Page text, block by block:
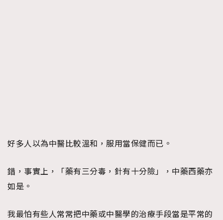
好多人以為中醫比較溫和，服用當保健而已。
錯，事實上，「藥有三分毒，針有十分險」，中藥西藥亦
如是。
我最怕有些人常常把中藥或中醫學的治療手段當是平常的